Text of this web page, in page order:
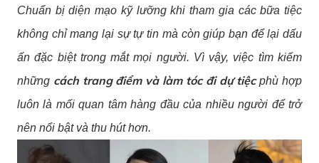
Chuẩn bị diện mạo kỹ lưỡng khi tham gia các bữa tiệc
không chỉ mang lại sự tự tin mà còn giúp bạn để lại dấu
ấn đặc biệt trong mắt mọi người. Vì vậy, việc tìm kiếm
những cách trang điểm và làm tóc đi dự tiệcphù hợp
luôn là mối quan tâm hàng đầu của nhiều người để trở
nên nổi bật và thu hút hơn.